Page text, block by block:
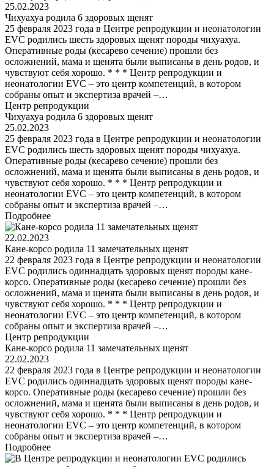
25.02.2023
Чихуахуа родила 6 здоровых щенят
25 февраля 2023 года в Центре репродукции и неонатологии
EVC родились шесть здоровых щенят породы чихуахуа.
Оперативные роды (кесарево сечение) прошли без
осложнений, мама и щенята были выписаны в день родов, и
чувствуют себя хорошо. * * * Центр репродукции и
неонатологии EVC – это центр компетенций, в котором
собраны опыт и экспертиза врачей –…
Центр репродукции
Чихуахуа родила 6 здоровых щенят
25.02.2023
25 февраля 2023 года в Центре репродукции и неонатологии
EVC родились шесть здоровых щенят породы чихуахуа.
Оперативные роды (кесарево сечение) прошли без
осложнений, мама и щенята были выписаны в день родов, и
чувствуют себя хорошо. * * * Центр репродукции и
неонатологии EVC – это центр компетенций, в котором
собраны опыт и экспертиза врачей –…
Подробнее
22.02.2023
Кане-корсо родила 11 замечательных щенят
22 февраля 2023 года в Центре репродукции и неонатологии
EVC родились одиннадцать здоровых щенят породы кане-
корсо. Оперативные роды (кесарево сечение) прошли без
осложнений, мама и щенята были выписаны в день родов, и
чувствуют себя хорошо. * * * Центр репродукции и
неонатологии EVC – это центр компетенций, в котором
собраны опыт и экспертиза врачей –…
Центр репродукции
Кане-корсо родила 11 замечательных щенят
22.02.2023
22 февраля 2023 года в Центре репродукции и неонатологии
EVC родились одиннадцать здоровых щенят породы кане-
корсо. Оперативные роды (кесарево сечение) прошли без
осложнений, мама и щенята были выписаны в день родов, и
чувствуют себя хорошо. * * * Центр репродукции и
неонатологии EVC – это центр компетенций, в котором
собраны опыт и экспертиза врачей –…
Подробнее